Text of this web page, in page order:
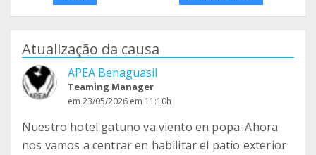
Atualização da causa
APEA Benaguasil
Teaming Manager
em 23/05/2026 em 11:10h
Nuestro hotel gatuno va viento en popa. Ahora
nos vamos a centrar en habilitar el patio exterior